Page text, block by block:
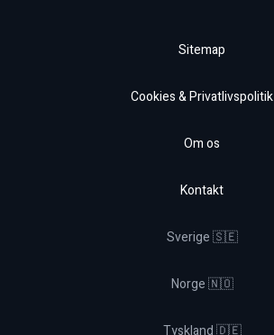
Sitemap
Cookies & Privatlivspolitik
Om os
Kontakt
Sverige 🇸🇪
Norge 🇳🇴